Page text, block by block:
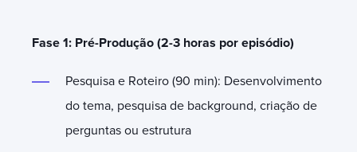
Fase 1: Pré-Produção (2-3 horas por episódio)
Pesquisa e Roteiro (90 min): Desenvolvimento
do tema, pesquisa de background, criação de
perguntas ou estrutura